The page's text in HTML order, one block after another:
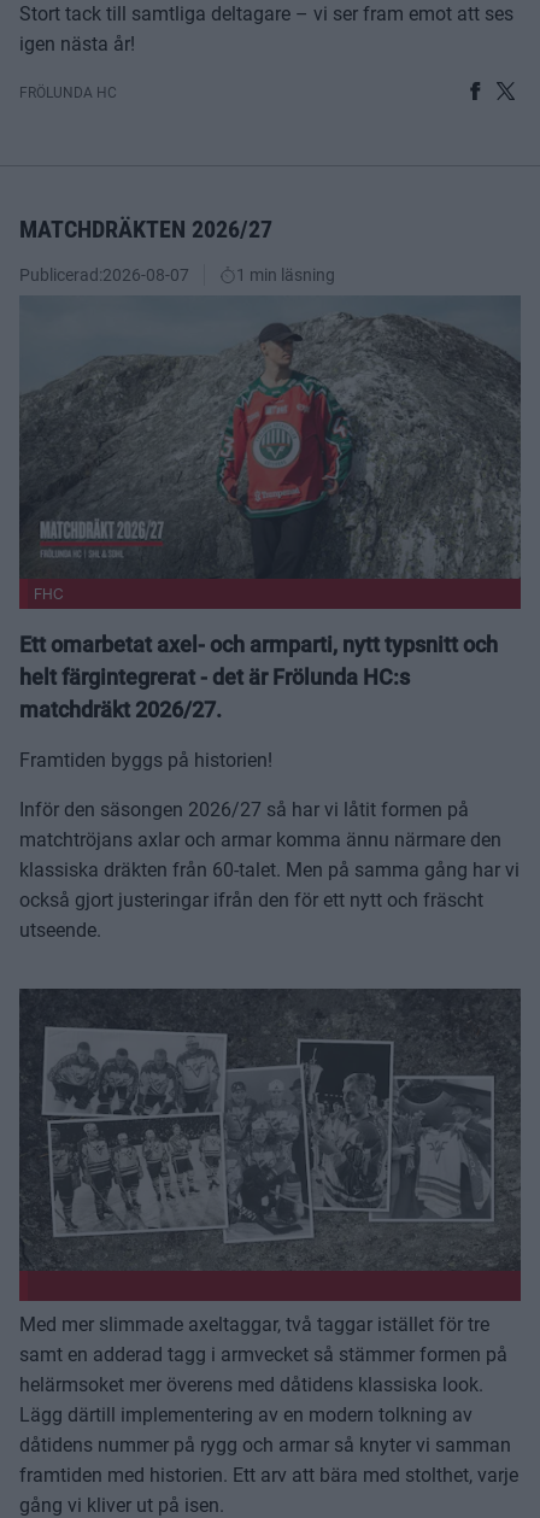
Stort tack till samtliga deltagare – vi ser fram emot att ses
igen nästa år!
FRÖLUNDA HC
MATCHDRÄKTEN 2026/27
Publicerad:2026-08-07 1 min läsning
FHC
Ett omarbetat axel- och armparti, nytt typsnitt och
helt färgintegrerat - det är Frölunda HC:s
matchdräkt 2026/27.
Framtiden byggs på historien!
Inför den säsongen 2026/27 så har vi låtit formen på
matchtröjans axlar och armar komma ännu närmare den
klassiska dräkten från 60-talet. Men på samma gång har vi
också gjort justeringar ifrån den för ett nytt och fräscht
utseende.
Med mer slimmade axeltaggar, två taggar istället för tre
samt en adderad tagg i armvecket så stämmer formen på
helärmsoket mer överens med dåtidens klassiska look.
Lägg därtill implementering av en modern tolkning av
dåtidens nummer på rygg och armar så knyter vi samman
framtiden med historien. Ett arv att bära med stolthet, varje
gång vi kliver ut på isen.